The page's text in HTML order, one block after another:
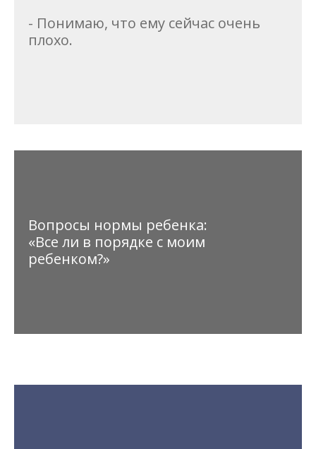
- Понимаю, что ему сейчас очень
плохо.
Вопросы нормы ребенка:
«Все ли в порядке с моим
ребенком?»